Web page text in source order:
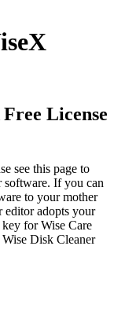
License
see this page to
software. If you can
to your mother
editor adopts your
for Wise Care
Disk Cleaner